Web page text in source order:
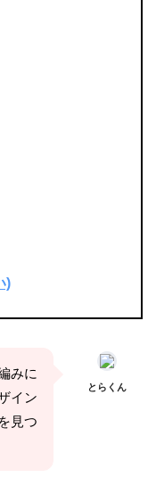
)
みに
イン
見つ
とらくん